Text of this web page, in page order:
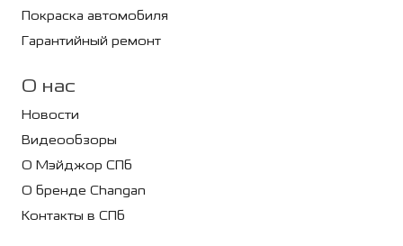
Покраска автомобиля
Гарантийный ремонт
О нас
Новости
Видеообзоры
О Мэйджор СПб
О бренде Changan
Контакты в СПб